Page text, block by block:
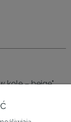
kole – beige"